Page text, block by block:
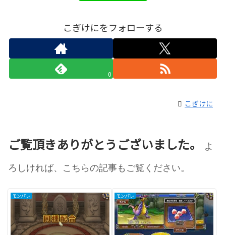
こぎけにをフォローする
0
こぎけに
ご覧頂きありがとうございました。
よ
ろしければ、こちらの記事もご覧ください。
モンパレ モンパレ